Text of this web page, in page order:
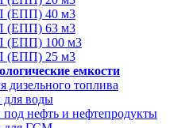
(ЕПП) 40 м3
(ЕПП) 63 м3
(ЕПП) 100 м3
(ЕПП) 25 м3
емкости
дизельного топлива
для воды
под нефть и нефтепродукты